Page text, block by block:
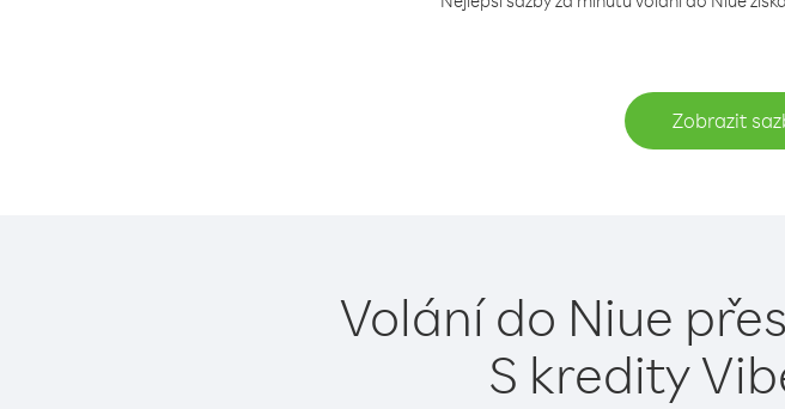
Zobrazit
Volání do Niue
S kredity